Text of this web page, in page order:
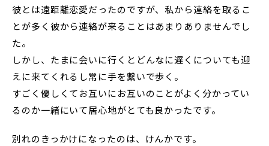
彼とは遠距離恋愛だったのですが、私から連絡を取るこ
とが多く彼から連絡が来ることはあまりありませんでし
た。
しかし、たまに会いに行くとどんなに遅くについても迎
えに来てくれるし常に手を繋いで歩く。
すごく優しくてお互いにお互いのことがよく分かってい
るのか一緒にいて居心地がとても良かったです。
別れのきっかけになったのは、けんかです。